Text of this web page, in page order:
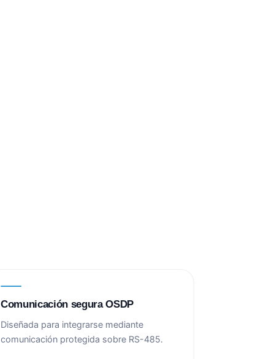
Comunicación segura OSDP
Diseñada para integrarse mediante
comunicación protegida sobre RS-485.